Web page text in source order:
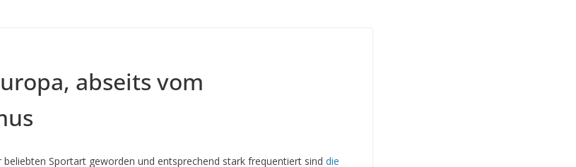
abseits vom
Sportart geworden und entsprechend stark frequentiert sind die